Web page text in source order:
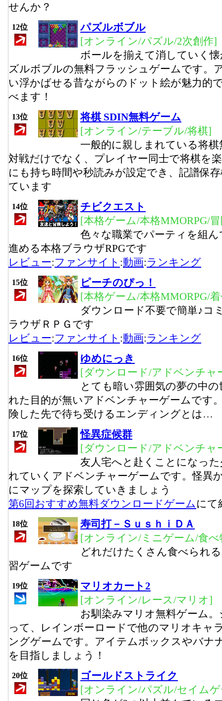
せんか？
12位
パズルボブル
[オンライン/パズル/2次創作]
ボールを揃えて消していく
ズルボブルの無料フラッシュゲームです。
い浮かばせる昔ながらのドット絵が魅力的
べます！
13位
将棋 SDIN無料ゲーム
[オンライン/テーブル/将棋]
一般的に親しまれている将
対戦だけでなく、プレイヤー同士で将棋を
にも持ち時間や秒読みが設定でき、記譜保
ています
14位
チビクエスト
[本格ゲーム/本格MMORPG/
色々な職業でパーティを組
進める本格ブラウザRPGです
レビュー:ファンサイト :動画:ランキング
15位
ピーチのぴっ！
[本格ゲーム/本格MMORPG/
ダウンロード不要で簡単♪コ
ラウザＲＰＧです
レビュー:ファンサイト :動画:ランキング
16位
ゆめにっき
[ダウンロード/アドベンチャ
とても暗い雰囲気の夢の中
れた目的が無いアドベンチャーゲームです
険した先で待ち受けるエンディングとは…
17位
怪異症候群
[ダウンロード/アドベンチャ
友人宅へと赴くことになっ
れていくアドベンチャーゲームです。怪異
にマップを探索していきましょう
第6回おすすめ無料ダウンロードゲームにて
18位
寿司打－ＳｕｓｈｉＤＡ
[オンライン/ミニゲーム/食
どれだけたくさん食べられ
習ゲームです
19位
マリオカート2
[オンライン/レース/マリオ]
お馴染みマリオ無料ゲーム
って、レインボーロードで他のマリオキャ
ングゲームです。アイテムボックスやバナ
を目指しましょう！
20位
ゴールドストライク
[オンライン/パズル/セイム